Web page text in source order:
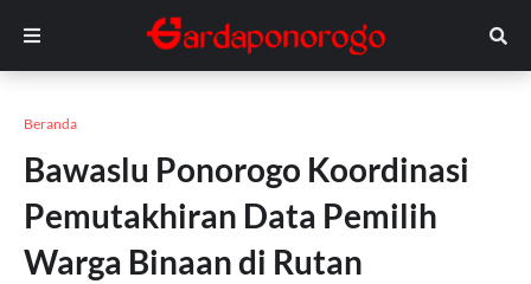
Beranda
Bawaslu Ponorogo Koordinasi
Pemutakhiran Data Pemilih
Warga Binaan di Rutan